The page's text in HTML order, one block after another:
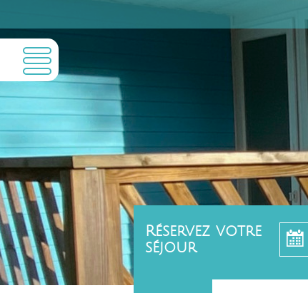
Réservez votre
séjour